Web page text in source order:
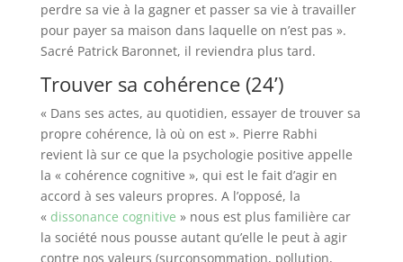
perdre sa vie à la gagner et passer sa vie à travailler
pour payer sa maison dans laquelle on n’est pas ».
Sacré Patrick Baronnet, il reviendra plus tard.
Trouver sa cohérence (24’)
« Dans ses actes, au quotidien, essayer de trouver sa
propre cohérence, là où on est ». Pierre Rabhi
revient là sur ce que la psychologie positive appelle
la « cohérence cognitive », qui est le fait d’agir en
accord à ses valeurs propres. A l’opposé, la
« dissonance cognitive » nous est plus familière car
la société nous pousse autant qu’elle le peut à agir
contre nos valeurs (surconsommation, pollution,